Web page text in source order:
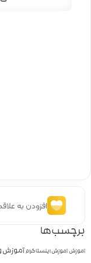
افزودن به
برچسب‌ها
آموزشآموزش اینستاگرامآموزش